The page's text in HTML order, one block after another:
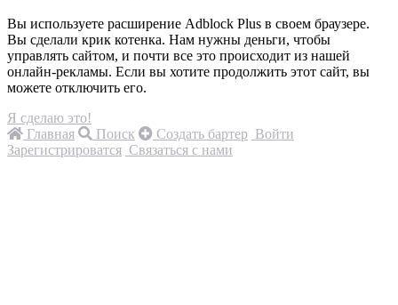
Вы используете расширение Adblock Plus в своем браузере.
Вы сделали крик котенка. Нам нужны деньги, чтобы
управлять сайтом, и почти все это происходит из нашей
онлайн-рекламы. Если вы хотите продолжить этот сайт, вы
можете отключить его.
Я сделаю это!
Главная
Поиск Создать бартер Войти
Зарегистрироватся Связаться с нами